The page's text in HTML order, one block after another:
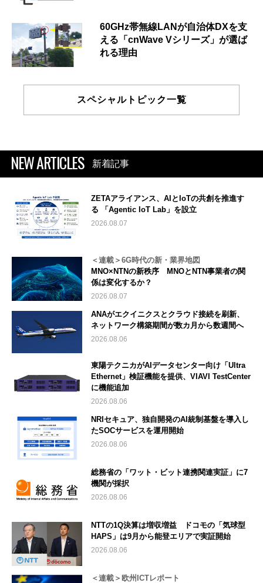
60GHz帯無線LANが自治体DXを支
える「cnWave Vシリーズ」が選ば
れる理由
スペシャルトピック一覧
NEW ARTICLES 新着記事
ZETAアライアンス、AIとIoTの共創を推進す
る 「Agentic IoT Lab」を設立
2026.08.07
＜連載＞6G時代の新・業界地図
MNO×NTNの新秩序 MNOとNTN事業者の関
係は変化するか？
2026.08.07
ANAがエクイニクスとクラウド接続を刷新、
ネットワーク構築期間が数カ月から数週間へ
2026.08.06
東陽テクニカがAIデータセンター向け「Ultra
Ethernet」検証機能を提供、VIAVI TestCenter
に機能追加
2026.08.06
NRIセキュア、独自開発のAI統制基盤を導入し
たSOCサービスを運用開始
2026.08.06
総務省の「ワット・ビット連携関連実証」に7
機関が採択
2026.08.06
NTTの1Q決算は増収増益 ドコモの「気球型
HAPS」は9月から能登エリアで実証開始
2026.08.06
＜連載＞欧州ICTレポート